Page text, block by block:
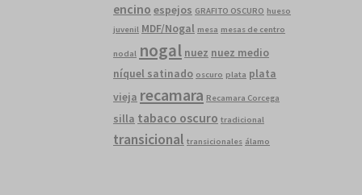
encino espejos GRAFITO OSCURO hueso
juvenil MDF/Nogal mesa mesas de centro
nodal nogal nuez nuez medio
níquel satinado oscuro plata plata
vieja recamara Recamara Corcega
silla tabaco oscuro tradicional
transicional transicionales álamo